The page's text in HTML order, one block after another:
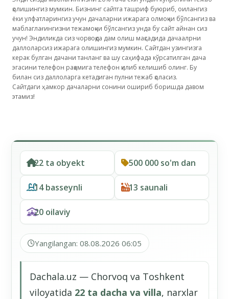
қолишингиз мумкин. Бизнинг сайтга ташриф буюриб, оилангиз
ёки улфатларингиз учун дачаларни ижарага олмоқчи бўлсангиз ва
маблаглағингизни тежамоқчи бўлсангиз унда бу сайт айнан сиз
учун! Эндиликда сиз чорвоқда дам олиш мақсадида дачаалрни
даллоларсиз ижарага олишингиз мумкин. Сайтдан узингизга
керак булган дачани танланг ва шу саҳифада кўрсатилган дача
эгасини телефон рақамига телефон қилиб келишиб олинг. Бу
билан сиз даллоларга кетадиган пулни тежаб қоласиз.
Сайтдаги ҳамкор дачаларни сонини ошириб боришда давом
этамиз!
22 ta obyekt 500 000 so'm dan
14 basseynli 13 saunali
20 oilaviy
Yangilangan: 08.08.2026 06:05
Dachala.uz — Chorvoq va Toshkent
viloyatida 22 ta dacha va villa, narxlar